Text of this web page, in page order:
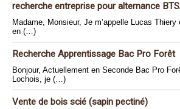
recherche entreprise pour alternance
Madame, Monsieur, Je m’appelle Lucas
en (…)
Recherche Apprentissage Bac Pro Forêt
Bonjour, Actuellement en Seconde Bac Pro
Lochois, je (…)
Vente de bois scié (sapin pectiné)